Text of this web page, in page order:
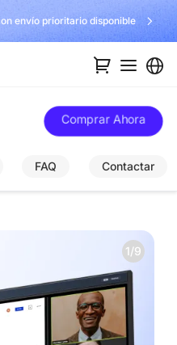
envío prioritario disponible
Comprar Ahora
FAQ Contactar
1/9